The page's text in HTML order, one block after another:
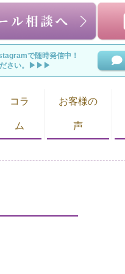
で随時発信中！
ださい。▶︎▶︎▶︎
コラ
ム
お客様の
声